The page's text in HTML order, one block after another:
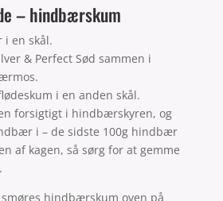
– hindbærskum
i en skål.
& Perfect Sød sammen i
i en anden skål.
forsigtigt i hindbærskyren, og
i – de sidste 100g hindbær
af kagen, så sørg for at gemme
hindbærskum oven på